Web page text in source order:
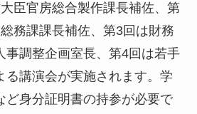
臣官房総合製作課長補佐、第
務課課長補佐、第3回は財務
事調整企画室長、第4回は若手
る講演会が実施されます。学
ど身分証明書の持参が必要で